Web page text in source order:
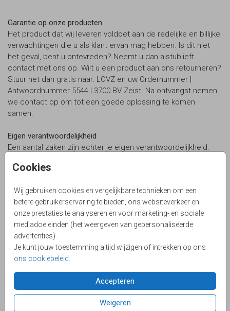
Cookies
Wij gebruiken cookies en vergelijkbare technieken om een
betere gebruikerservaring te bieden, ons websiteverkeer en
onze prestaties te analyseren en voor marketing- en sociale
mediadoeleinden (het weergeven van gepersonaliseerde
advertenties).
Je kunt jouw toestemming altijd wijzigen of intrekken op ons
ons cookiebeleid
Accepteren
Weigeren
Garantie op onze producten
Het product dat wij leveren voldoet aan de redelijke en billijke
verwachtingen die u als klant ervan mag hebben. Is dit niet
het geval, bent u ontevreden? Neemt u dan alstublieft
contact met ons op. Wilt u een product aan ons retourneren?
Stuur het dan gratis naar: LOVZ en uw Ordernummer |
Antwoordnummer 5544 | 3700 BV Zeist. Na ontvangst nemen
we contact op om tot een goede oplossing te komen
samen.
Eigen verantwoordelijkheid
Een aantal zaken zijn echter je eigen verantwoordelijkheid.
beeldmateriaal dat je zelf hebt geupload, de juistheid van het
kaartjes hebt aangebracht. Voor deze onderdelen is LOVZ
niet verantwoordelijk.
Verzending en klachten over verzending
Meer informatie over verzending en klachten over verzending
vind je op onze pagina over bezorging.
Veilig betalen
Op onze pagina over de betaalmogelijkheden vind je alle
informatie over de verschillende vormen van betalen. Voor de
afhandeling van de verschillende betalingen maakt LOVZ